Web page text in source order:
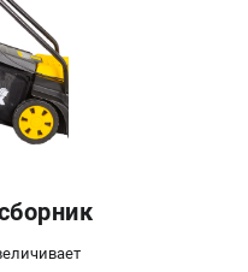
12-69
spb.ru